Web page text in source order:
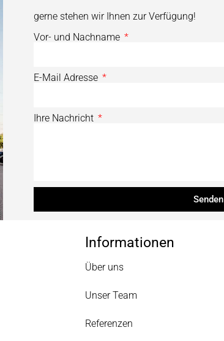
gerne stehen wir Ihnen zur Verfügung!
Vor- und Nachname
E-Mail Adresse
Ihre Nachricht
Senden
Informationen
Über uns
Unser Team
Referenzen